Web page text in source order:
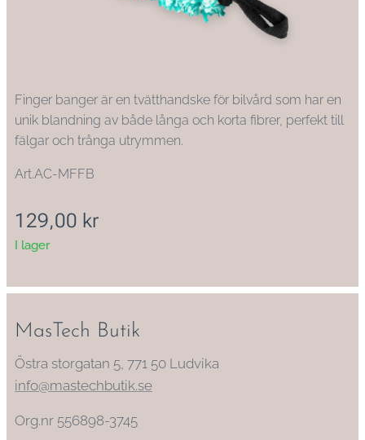
Finger banger är en tvätthandske för bilvård som har en
unik blandning av både långa och korta fibrer, perfekt till
fälgar och trånga utrymmen.
Art.AC-MFFB
129,00 kr
I lager
MasTech Butik
Östra storgatan 5, 771 50 Ludvika
info@mastechbutik.se
Org.nr 556898-3745